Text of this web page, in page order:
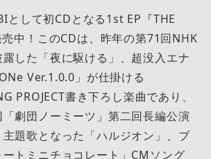
として初CDとなる1st EP『THE
中！このCDは、昨年の第71回NHK
した「夜に駆ける」、超没入エナ
Ver.1.0.0」が仕掛ける
PROJECT書き下ろし楽曲であり、
劇団ノーミーツ」第二回長編公演
主題歌となった「ハルジオン」、ブ
トミニチョコレート」CMソング